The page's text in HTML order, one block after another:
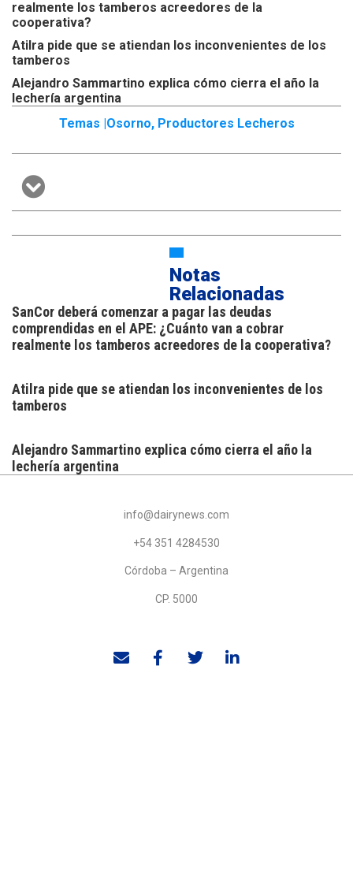
realmente los tamberos acreedores de la
cooperativa?
Atilra pide que se atiendan los inconvenientes de los
tamberos
Alejandro Sammartino explica cómo cierra el año la
lechería argentina
Temas | Osorno, Productores Lecheros
Notas
Relacionadas
SanCor deberá comenzar a pagar las deudas
comprendidas en el APE: ¿Cuánto van a cobrar
realmente los tamberos acreedores de la cooperativa?
Atilra pide que se atiendan los inconvenientes de los
tamberos
Alejandro Sammartino explica cómo cierra el año la
lechería argentina
info@dairynews.com
+54 351 4284530
Córdoba – Argentina
CP. 5000